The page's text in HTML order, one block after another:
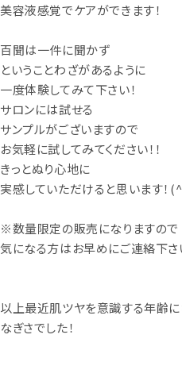
美容液感覚でケアができます！
百聞は一件に聞かず
ということわざがあるように
一度体験してみて下さい！
サロンには試せる
サンプルがございますので
お気軽に試してみてください！！
きっとぬり心地に
実感していただけると思います！
※数量限定の販売になりますので
気になる方はお早めにご連絡下さ
以上最近肌ツヤを意識する年齢に
なぎさでした！